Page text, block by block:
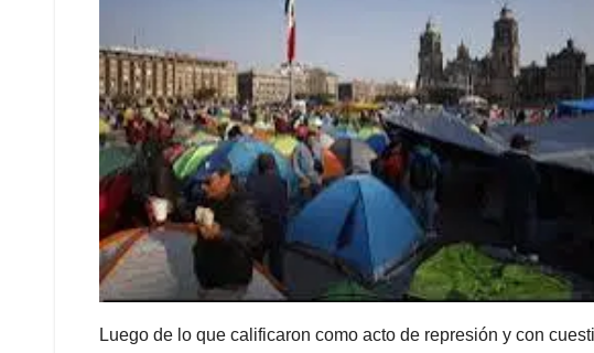
Luego de lo que calificaron como acto de represión y con